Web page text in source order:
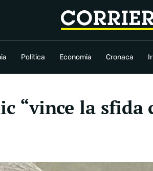
Politica Economia Cronaca
Cronaca Irpinia
“vince la sfida